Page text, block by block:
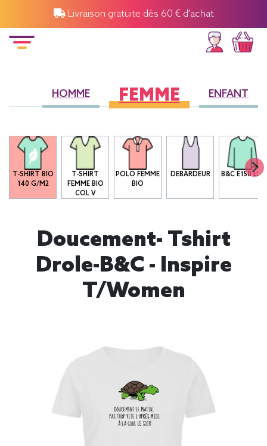
Livraison gratuite dès 60 € d'achat
HOMME FEMME ENFANT
T-SHIRT BIO
140 G/M2
T-SHIRT
FEMME BIO
COL V
POLO FEMME
BIO
DEBARDEUR B&C E150 LSL
Doucement- Tshirt
Drole-B&C - Inspire
T/women